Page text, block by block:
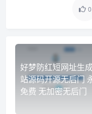
0
好梦防红短网址生
站源码开源无后门
免费 无加密无后门